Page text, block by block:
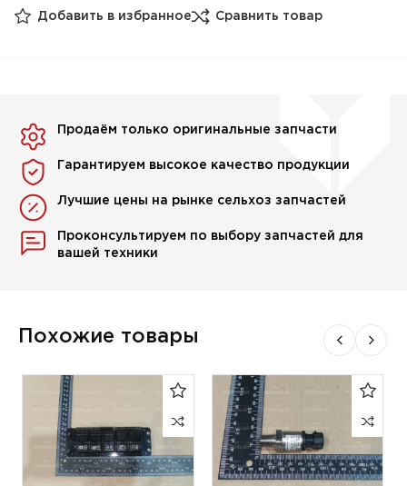
Добавить в избранное Сравнить товар
Продаём только оригинальные запчасти
Гарантируем высокое качество продукции
Лучшие цены на рынке сельхоз запчастей
Проконсультируем по выбору запчастей для
вашей техники
Похожие товары